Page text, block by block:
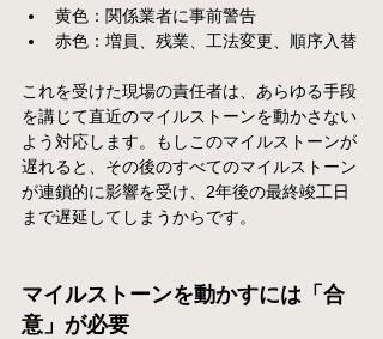
黄色：関係業者に事前警告
赤色：増員、残業、工法変更、順序入替
これを受けた現場の責任者は、あらゆる手段
を講じて直近のマイルストーンを動かさない
よう対応します。もしこのマイルストーンが
遅れると、その後のすべてのマイルストーン
が連鎖的に影響を受け、2年後の最終竣工日
まで遅延してしまうからです。
マイルストーンを動かすには「合
意」が必要